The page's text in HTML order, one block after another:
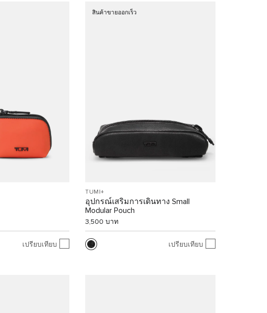
เปรียบเทียบ
สินค้าขายออกเร็ว
TUMI+
อุปกรณ์เสริมการเดินทาง Small
Modular Pouch
3,500 บาท
เปรียบเทียบ